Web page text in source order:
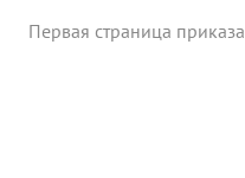
Первая страница приказа